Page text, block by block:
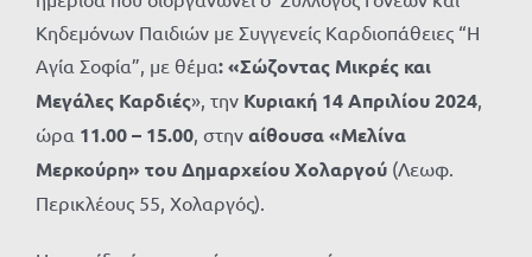
Κηδεμόνων Παιδιών με Συγγενείς Καρδιοπάθειες “Η
Αγία Σοφία”, με θέμα: «Σώζοντας Μικρές και
Μεγάλες Καρδιές», την Κυριακή 14 Απριλίου2024,
ώρα 11.00 – 15.00, στην αίθουσα «Μελίνα
Μερκούρη» του Δημαρχείου Χολαργού (Λεωφ.
Περικλέους 55, Χολαργός).